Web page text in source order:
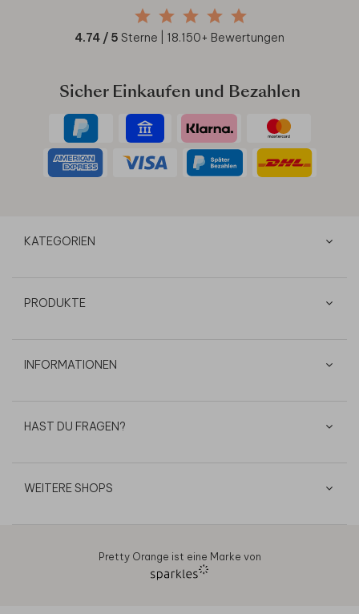
4.74 / 5 Sterne | 18.150+ Bewertungen
Sicher Einkaufen und Bezahlen
KATEGORIEN
PRODUKTE
INFORMATIONEN
HAST DU FRAGEN?
WEITERE SHOPS
Pretty Orange ist eine Marke von